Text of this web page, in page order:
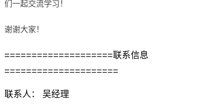
们一起交流学习！
谢谢大家！
====================联系信息
=====================
联系人： 吴经理